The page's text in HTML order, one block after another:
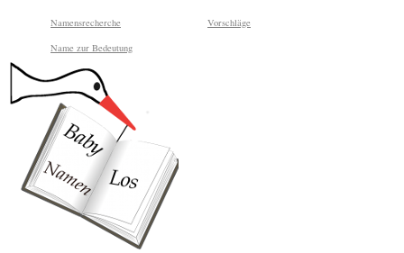
Namensrecherche Vorschläge
Name zur Bedeutung